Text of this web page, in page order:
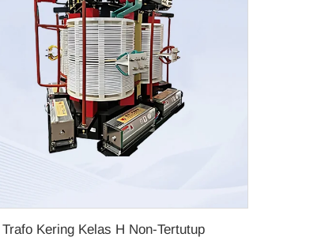
Trafo Kering Kelas H Non-Tertutup